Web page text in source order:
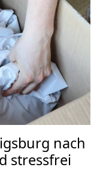
nach
stressfrei